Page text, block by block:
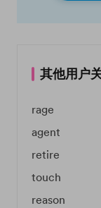
其他用户
rage
agent
retire
touch
reason